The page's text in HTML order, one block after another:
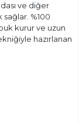
ve diğer
%100
kurur ve uzun
hazırlanan